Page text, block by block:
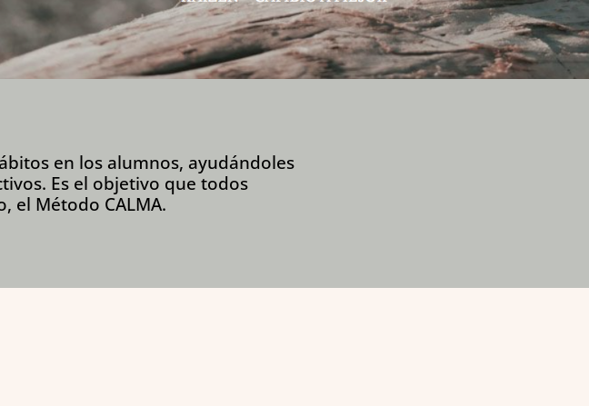
en los alumnos, ayudándoles
Es el objetivo que todos
el Método CALMA.